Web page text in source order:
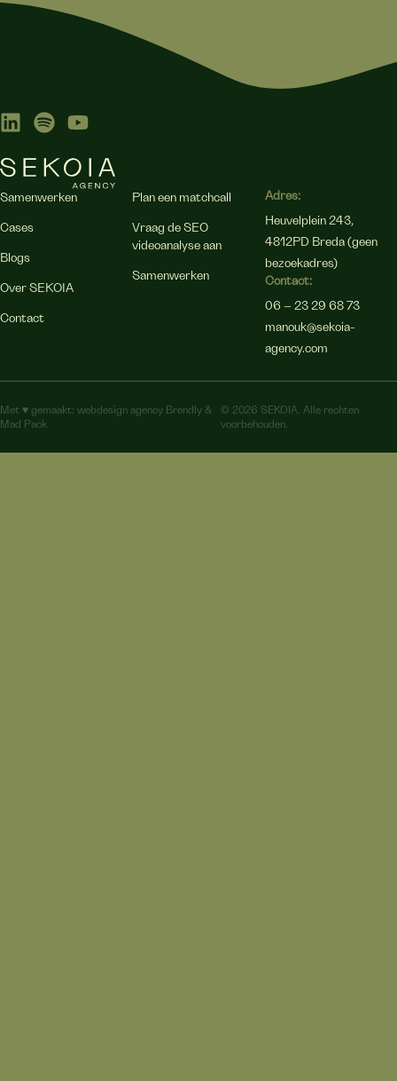
Samenwerken
Cases
Blogs
Over SEKOIA
Contact
Plan een matchcall
Vraag de SEO
videoanalyse aan
Samenwerken
Adres:
Heuvelplein 243,
4812PD Breda (geen
bezoekadres)
Contact:
06 – 23 29 68 73
manouk@sekoia-
agency.com
Met ♥︎ gemaakt: webdesign agency Brendly &
Mad Pack
© 2026 SEKOIA. Alle rechten
voorbehouden.